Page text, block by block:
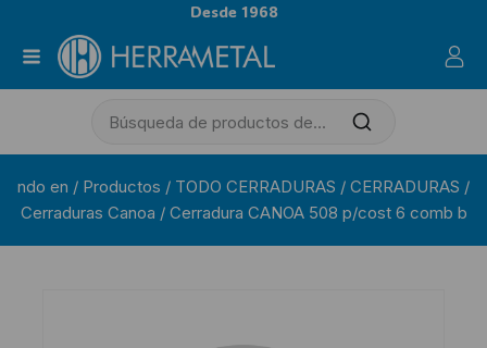
Desde 1968
ndo en / Productos / TODO CERRADURAS / CERRADURAS /
Cerraduras Canoa / Cerradura CANOA 508 p/cost 6 comb b